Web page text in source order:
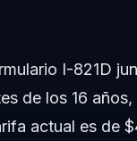
I-821D
de los 16
actual es de